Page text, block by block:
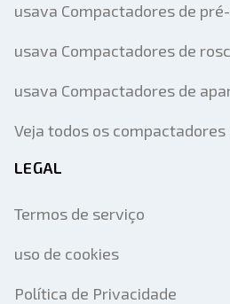
usava Compactadores de
usava Compactadores de
usava Compactadores de
Veja todos os compactadores
LEGAL
Termos de serviço
uso de cookies
Política de Privacidade